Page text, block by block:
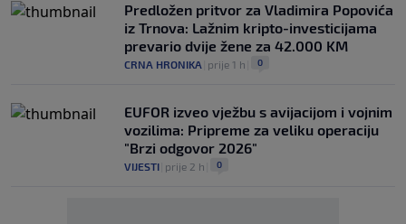
Predložen pritvor za Vladimira Popovića
iz Trnova: Lažnim kripto-investicijama
prevario dvije žene za 42.000 KM
CRNA HRONIKA prije 1 h 0
EUFOR izveo vježbu s avijacijom i vojnim
vozilima: Pripreme za veliku operaciju
"Brzi odgovor 2026"
VIJESTI prije 2 h 0